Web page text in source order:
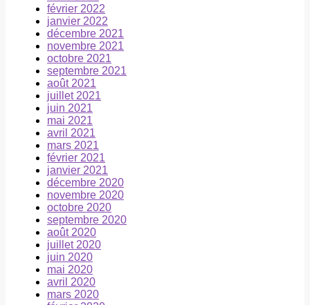
février 2022
janvier 2022
décembre 2021
novembre 2021
octobre 2021
septembre 2021
août 2021
juillet 2021
juin 2021
mai 2021
avril 2021
mars 2021
février 2021
janvier 2021
décembre 2020
novembre 2020
octobre 2020
septembre 2020
août 2020
juillet 2020
juin 2020
mai 2020
avril 2020
mars 2020